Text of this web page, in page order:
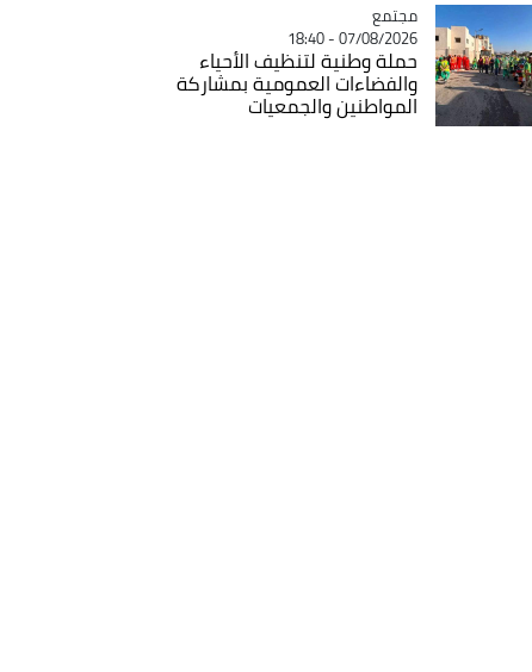
Catégorie
مجتمع
07/08/2026 - 18:40
حملة وطنية لتنظيف الأحياء
والفضاءات العمومية بمشاركة
المواطنين والجمعيات